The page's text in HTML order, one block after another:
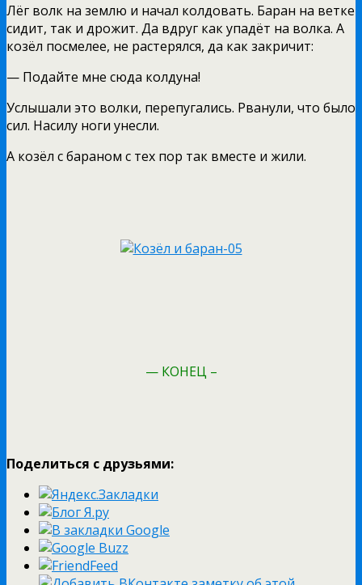
Лёг волк на землю и начал колдовать. Баран на ветке
сидит, так и дрожит. Да вдруг как упадёт на волка. А
козёл посмелее, не растерялся, да как закричит:
— Подайте мне сюда колдуна!
Услышали это волки, перепугались. Рванули, что было
сил. Насилу ноги унесли.
А козёл с бараном с тех пор так вместе и жили.
— КОНЕЦ –
Поделиться с друзьями: